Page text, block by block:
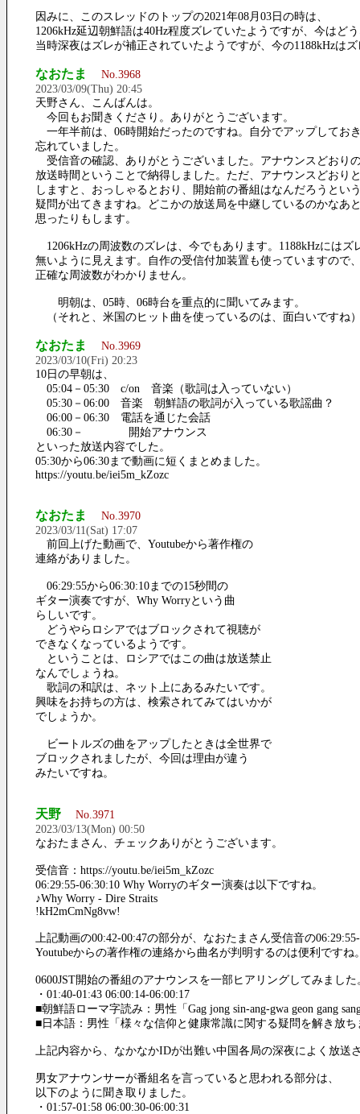
因みに、このスレッドのトップの2021年08月03日の時は、
1206kHz延辺朝鮮語は40Hz程度ズレていたようですが、今はど
当時深夜はズレが補正されていたようですが、今の1188kHzは
なおたま
No.3968
2023/03/09(Thu) 20:45
天野さん、こんばんは。
今回もお聞きくださり。ありがとうございます。
一年半前は、06時開始だったのですね。自分でアップしてお
忘れていました。
受信音の確認、ありがとうございました。アナウンスどおり
放送時間ということで納得しました。ただ、アナウンスどおり
しますと、おっしゃるとおり、開始前の番組はなんだろうとい
疑問が出てきますね。どこかの放送局を中継しているのかなあ
思ったりもします。
1206kHzの周波数のズレは、今でもあります。1188kHzにはズ
無いように見えます。自作の受信付加装置も使っていますので
正確な周波数がわかりません。
明朝は、05時、06時台を重点的に聞いてみます。
（それと、米国のヒット曲を使っているのは、面白いですね
なおたま
No.3969
2023/03/10(Fri) 20:23
10日の早朝は、
05:04－05:30 c/on 音楽（歌詞は入っていない）
05:30－06:00 音楽 朝鮮語の歌詞が入っている歌謡曲？
06:00－06:30 電話を通じた会話
06:30－ 開始アナウンス
といった放送内容でした。
05:30から06:30まで動画に短くまとめました。
https://youtu.be/iei5m_kZozc
なおたま
No.3970
2023/03/11(Sat) 17:07
前回上げた動画で、Youtubeから著作権の
連絡がありました。
06:29:55から06:30:10までの15秒間の
ギター演奏ですが、Why Worryという曲
らしいです。
どうやらロシアではブロックされて視聴が
できなくなっているようです。
ということは、ロシアではこの曲は放送禁止
なんでしょうね。
歌詞の和訳は、ネット上にあるみたいです。
興味をお持ちの方は、検索されてみてはいかが
でしょうか。
ビートルズの曲をアップしたときは全世界で
ブロックされましたが、今回は理由が違う
みたいですね。
天野
No.3971
2023/03/13(Mon) 00:50
なおたまさん、チェックありがとうございます。
受信音：https://youtu.be/iei5m_kZozc
06:29:55-06:30:10 Why Worryのギター演奏は以下ですね。
♪Why Worry - Dire Straits
!kH2mCmNg8vw!
上記動画の00:42-00:47の部分が、なおたまさん受信音の
Youtubeからの著作権の連絡から曲名が判明するのは便利ですね
0600JST開始の番組のアナウンスを一部ヒアリングしてみました
・01:40-01:43 06:00:14-06:00:17
■朝鮮語ローマ字読み：男性「Gag jong sin-ang-gwa geon gang
■日本語：男性「様々な信仰と健康常識に関する疑問を解き放ち
上記内容から、なかなかIDが出難い中国各局の深夜によく放送
男女アナウンサーが番組名を言っていると思われる部分は、
以下のように聞き取りました。
・01:57-01:58 06:00:30-06:00:31